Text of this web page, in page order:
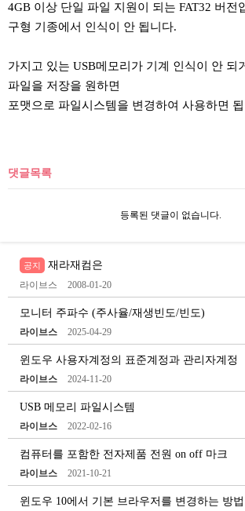
4GB 이상 단일 파일 지원이 되는 FAT32 버전
구형 기종에서 인식이 안 됩니다.
가지고 있는 USB메모리가 기계 인식이 안 되
파일을 저장을 원하면
포맷으로 파일시스템을 변경하여 사용하면
댓글목록
등록된 댓글이 없습니다.
공지 재라재컴은
라이브스 2008-01-20
모니터 주파수 (주사율/재생빈도/빈도)
라이브스 2025-04-29
윈도우 사용자계정의 표준계정과 관리자계정
라이브스 2024-11-20
USB 메모리 파일시스템
라이브스 2022-02-16
컴퓨터를 포함한 전자제품 전원 on off 마크
라이브스 2021-10-21
윈도우 10에서 기본 브라우저를 변경하는 방법